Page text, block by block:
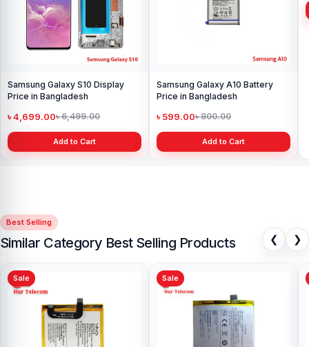
Samsung Galaxy S10 Display
Price in Bangladesh
৳ 4,699.00৳ 6,499.00
Add to Cart
Samsung Galaxy A10 Battery
Price in Bangladesh
৳ 599.00৳ 800.00
Add to Cart
Best Selling
Similar Category Best Selling Products ❮ ❯
Sale Sale
Vivo iQOO Neo 6 Battery Latest
Price in Bangladesh
৳ 999.00৳ 1,499.00